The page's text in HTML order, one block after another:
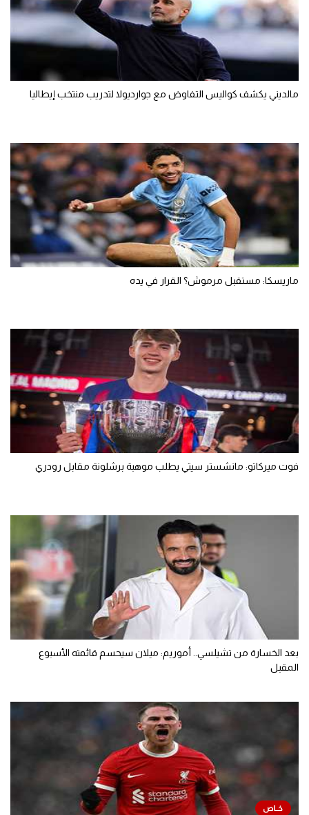
مالديني يكشف كواليس التفاوض مع جوارديولا لتدريب منتخب إيطاليا
ماريسكا: مستقبل مرموش؟ القرار في يده
فوت ميركاتو: مانشستر سيتي يطلب موهبة برشلونة مقابل رودري
بعد الخسارة من تشيلسي.. أموريم: ميلان سيحسم قائمته الأسبوع
المقبل